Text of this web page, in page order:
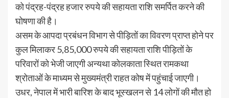
को पंद्रह-पंद्रह हजार रुपये की सहायता राशि समर्पित करने की
घोषणा की है।
असम के आपदा प्रबंधन विभाग से पीड़ितों का विवरण प्राप्त होने पर
कुल मिलाकर 5,85,000 रुपये की सहायता राशि पीड़ितों के
परिवारों को भेजी जाएगी अन्यथा कोलकाता स्थित रामकथा
श्रोताओं के माध्यम से मुख्यमंत्री राहत कोष में पहुंचाई जाएगी।
उधर, नेपाल में भारी बारिश के बाद भूस्खलन से 14 लोगों की मौत हो